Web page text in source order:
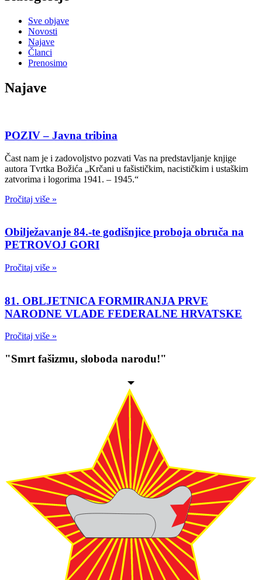
Sve objave
Novosti
Najave
Članci
Prenosimo
Najave
POZIV – Javna tribina
Čast nam je i zadovoljstvo pozvati Vas na predstavljanje knjige
autora Tvrtka Božića „Krčani u fašističkim, nacističkim i ustaškim
zatvorima i logorima 1941. – 1945.“
Pročitaj više »
Obilježavanje 84.-te godišnjice proboja obruča na
PETROVOJ GORI
Pročitaj više »
81. OBLJETNICA FORMIRANJA PRVE
NARODNE VLADE FEDERALNE HRVATSKE
Pročitaj više »
"Smrt fašizmu, sloboda narodu!"